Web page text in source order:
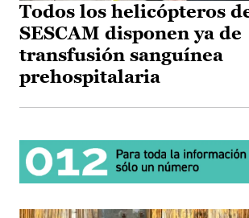
Todos los helicópteros
SESCAM disponen ya de
transfusión sanguínea
prehospitalaria